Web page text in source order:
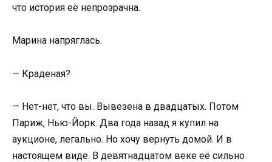
что история её непрозрачна.
Марина напряглась.
— Краденая?
— Нет-нет, что вы. Вывезена в двадцатых. Потом
Париж, Нью-Йорк. Два года назад я купил на
аукционе, легально. Но хочу вернуть домой. И в
настоящем виде. В девятнадцатом веке её сильно